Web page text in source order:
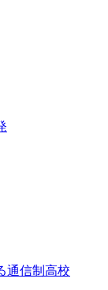
通信制高校